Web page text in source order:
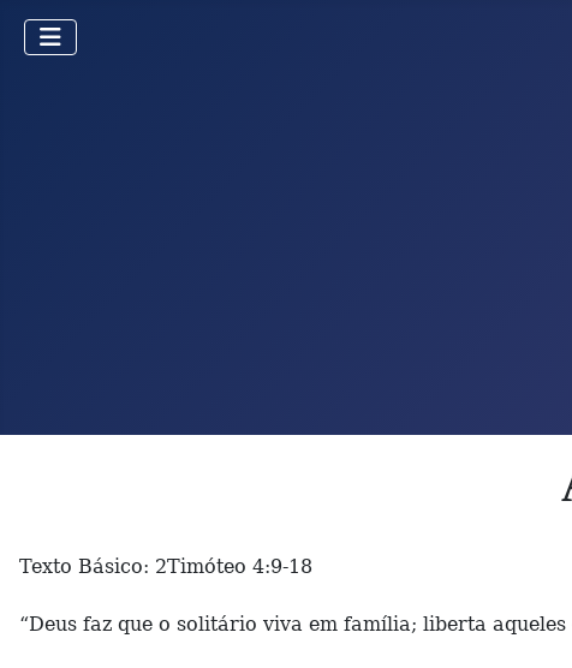
Texto Básico: 2Timóteo 4:9-18
“Deus faz que o solitário viva em família; liberta